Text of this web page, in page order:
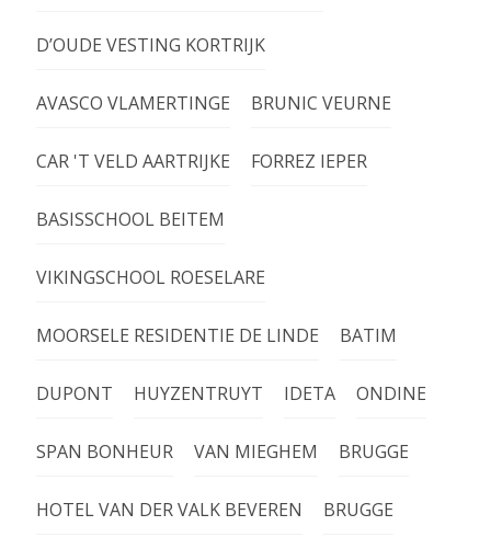
D’OUDE VESTING KORTRIJK
AVASCO VLAMERTINGE BRUNIC VEURNE
CAR 'T VELD AARTRIJKE FORREZ IEPER
BASISSCHOOL BEITEM
VIKINGSCHOOL ROESELARE
MOORSELE RESIDENTIE DE LINDE BATIM
DUPONT HUYZENTRUYT IDETA ONDINE
SPAN BONHEUR VAN MIEGHEM BRUGGE
HOTEL VAN DER VALK BEVEREN BRUGGE